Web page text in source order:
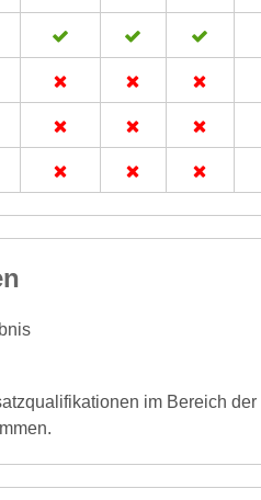
im Bereich